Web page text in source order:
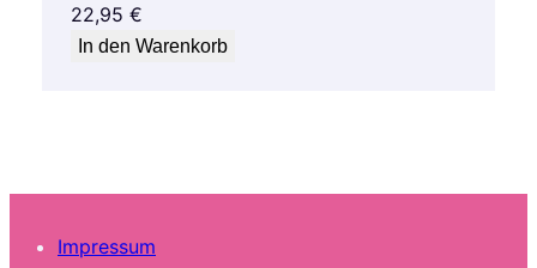
22,95 €
In den Warenkorb
Impressum